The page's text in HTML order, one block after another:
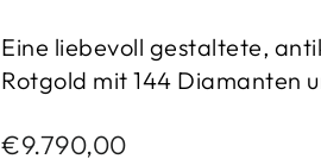
Eine liebevoll gestaltete,
Rotgold mit 144 Diamanten
Normaler
€9.790,00